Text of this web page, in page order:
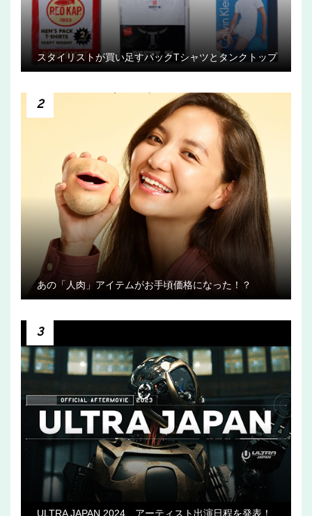
スタイリストが買い足すパックTシャツとタンクトップ
2
あの「人肉」アイテムがお手頃価格になった！？
3
ULTRA JAPAN 2024 アーティスト出演日程を発表！